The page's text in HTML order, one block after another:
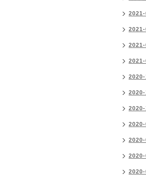
2021-
2021-
2021-
2021-
2020-
2020-
2020-
2020-
2020-
2020-
2020-